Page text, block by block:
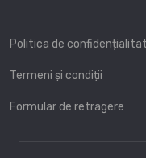
Politica de
Termeni și condiții
Formular de retragere